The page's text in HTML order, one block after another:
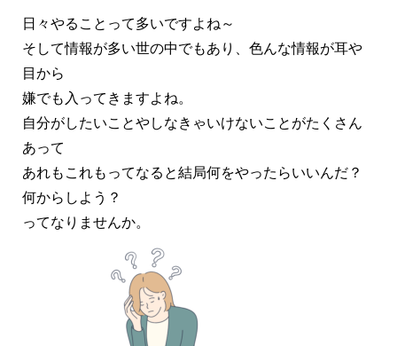
日々やることって多いですよね～
そして情報が多い世の中でもあり、色んな情報が耳や
目から
嫌でも入ってきますよね。
自分がしたいことやしなきゃいけないことがたくさん
あって
あれもこれもってなると結局何をやったらいいんだ？
何からしよう？
ってなりませんか。